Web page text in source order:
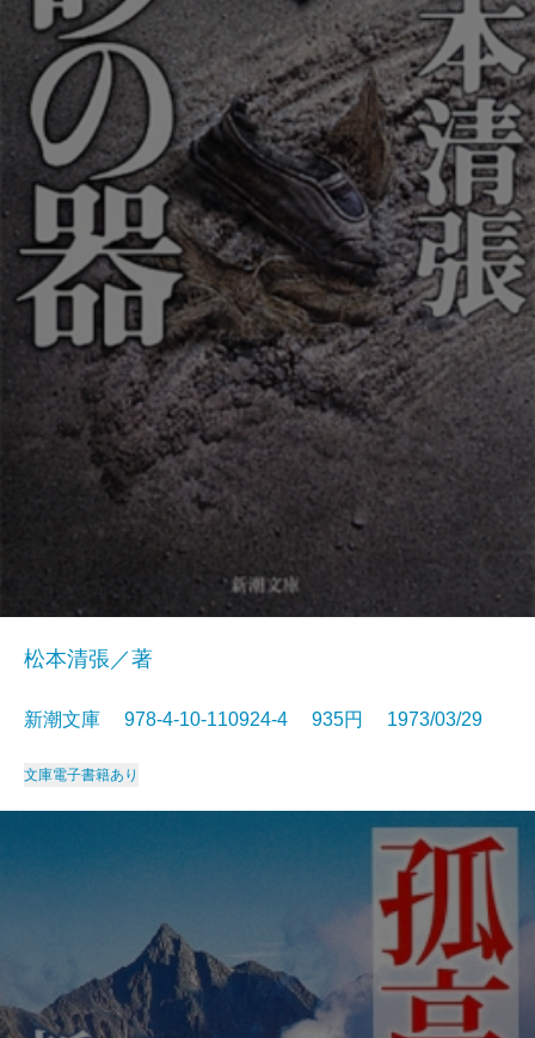
松本清張／著
新潮文庫 978-4-10-110924-4 935円 1973/03/29
文庫電子書籍あり